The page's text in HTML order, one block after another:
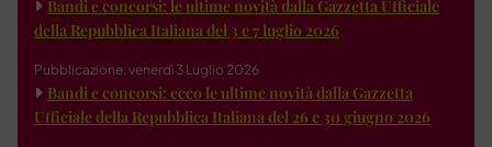
Bandi e concorsi: le ultime novità dalla Gazzetta Ufficiale
della Repubblica Italiana del 3 e 7 luglio 2026
Pubblicazione: venerdì 3 Luglio 2026
Bandi e concorsi: ecco le ultime novità dalla Gazzetta
Ufficiale della Repubblica Italiana del 26 e 30 giugno 2026